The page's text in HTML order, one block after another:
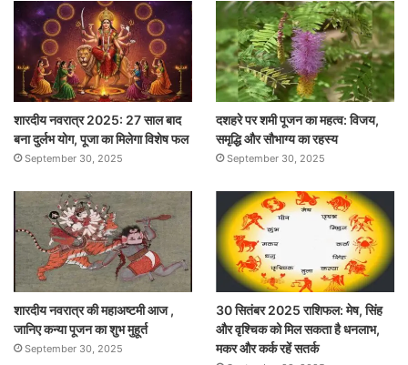
शारदीय नवरात्र 2025: 27 साल बाद
बना दुर्लभ योग, पूजा का मिलेगा विशेष फल
September 30, 2025
दशहरे पर शमी पूजन का महत्व: विजय,
समृद्धि और सौभाग्य का रहस्य
September 30, 2025
शारदीय नवरात्र की महाअष्टमी आज ,
जानिए कन्या पूजन का शुभ मुहूर्त
September 30, 2025
30 सितंबर 2025 राशिफल: मेष, सिंह
और वृश्चिक को मिल सकता है धनलाभ,
मकर और कर्क रहें सतर्क